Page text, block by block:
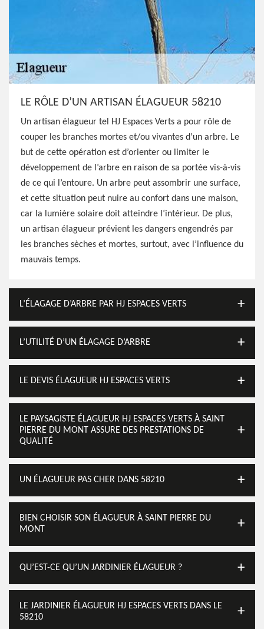
LE RÔLE D’UN ARTISAN ÉLAGUEUR 58210
Un artisan élagueur tel HJ Espaces Verts a pour rôle de
couper les branches mortes et/ou vivantes d’un arbre. Le
but de cette opération est d’orienter ou limiter le
développement de l’arbre en raison de sa portée vis-à-vis
de ce qui l’entoure. Un arbre peut assombrir une surface,
et cette situation peut nuire au confort dans une maison,
car la lumière solaire doit atteindre l’intérieur. De plus,
un artisan élagueur prévient les dangers engendrés par
les branches sèches et mortes, surtout, avec l’influence du
mauvais temps.
L’ÉLAGAGE D’ARBRE PAR HJ ESPACES VERTS
L’UTILITÉ D’UN ÉLAGAGE D’ARBRE
LE DEVIS ÉLAGUEUR HJ ESPACES VERTS
LE PAYSAGISTE ÉLAGUEUR HJ ESPACES VERTS À SAINT
PIERRE DU MONT ASSURE DES PRESTATIONS DE
QUALITÉ
UN ÉLAGUEUR PAS CHER DANS 58210
BIEN CHOISIR SON ÉLAGUEUR À SAINT PIERRE DU
MONT
QU’EST-CE QU’UN JARDINIER ÉLAGUEUR ?
LE JARDINIER ÉLAGUEUR HJ ESPACES VERTS DANS LE
58210